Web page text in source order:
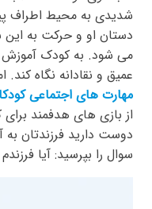
شدیدی به محیط اطراف
دستان او و حرکت به
می شود. به کودک آموزش
عمیق و نقادانه نگاه کند.
مهارت های اجتماعی
از بازی های هدفمند
دوست دارید فرزندتان به
سوال را بپرسید: آیا